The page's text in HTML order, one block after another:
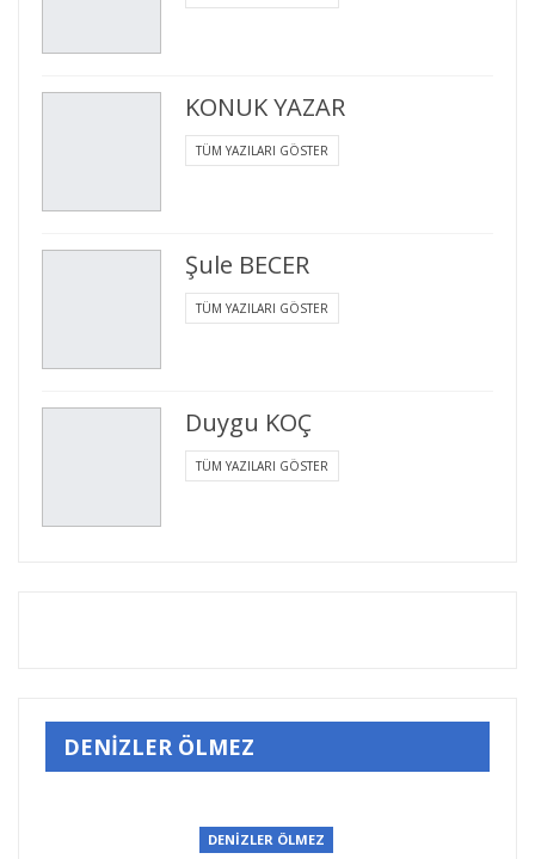
KONUK YAZAR
TÜM YAZILARI GÖSTER
Şule BECER
TÜM YAZILARI GÖSTER
Duygu KOÇ
TÜM YAZILARI GÖSTER
DENİZLER ÖLMEZ
DENİZLER ÖLMEZ